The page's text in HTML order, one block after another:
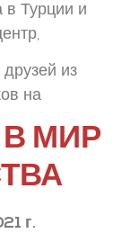
в Турции и
из
на
МИР
г.